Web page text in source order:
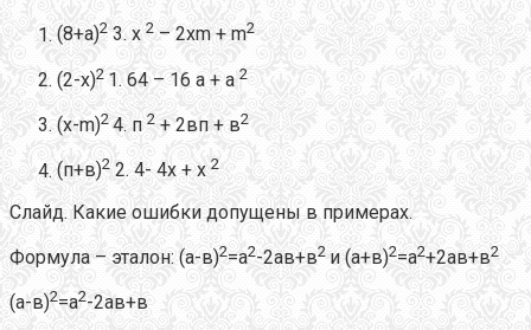
(8+а)2 3. х 2 – 2хm + m2
(2-х)2 1. 64 – 16 а + а 2
(х-m)2 4. п 2 + 2вп + в2
(п+в)2 2. 4- 4х + х 2
Слайд. Какие ошибки допущены в примерах.
Формула – эталон: (а-в)2=а2-2ав+в2 и (а+в)2=а2+2ав+в2
(а-в)2=а2-2ав+в